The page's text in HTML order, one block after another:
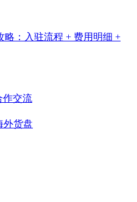
略：入驻流程 + 费用明细 +
作交流
外货盘